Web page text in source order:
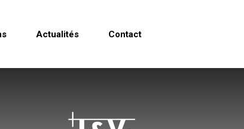
Actualités Contact